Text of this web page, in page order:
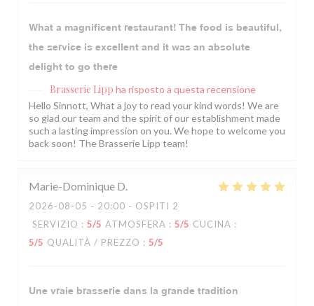
What a magnificent restaurant! The food is beautiful,
the service is excellent and it was an absolute
delight to go there
Brasserie Lipp ha risposto a questa recensione
Hello Sinnott, What a joy to read your kind words! We are
so glad our team and the spirit of our establishment made
such a lasting impression on you. We hope to welcome you
back soon! The Brasserie Lipp team!
Marie-Dominique D
2026-08-05 - 20:00 - OSPITI 2
SERVIZIO : 5/5 ATMOSFERA : 5/5 CUCINA :
5/5 QUALITÀ / PREZZO : 5/5
Une vraie brasserie dans la grande tradition